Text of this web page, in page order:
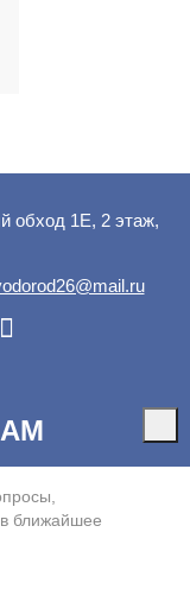
обход 1Е, 2 этаж,
ближайшее